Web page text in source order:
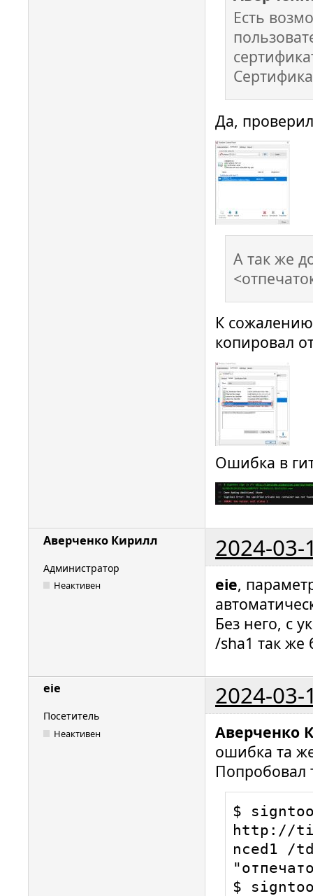
Есть
Да,
А так же
К
копировал
Ошибка в
Аверченко Кирилл 2024-03-
Администратор
Неактивен eie,
Без него, с
/sha1 так же
eie 2024-03-
Посетитель
Неактивен
Аверченко
ошибка та
Попробовал
$
http://
nced1 /
$